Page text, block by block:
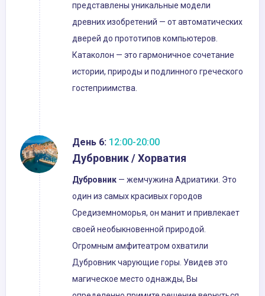
представлены уникальные модели
древних изобретений — от автоматических
дверей до прототипов компьютеров.
Катаколон — это гармоничное сочетание
истории, природы и подлинного греческого
гостеприимства.
День 6: 12:00-20:00
Дубровник / Хорватия
Дубровник — жемчужина Адриатики. Это
один из самых красивых городов
Средиземноморья, он манит и привлекает
своей необыкновенной природой.
Огромным амфитеатром охватили
Дубровник чарующие горы. Увидев это
магическое место однажды, Вы